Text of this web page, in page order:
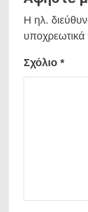
Η ηλ.
υποχρεωτικά
Σχόλιο *